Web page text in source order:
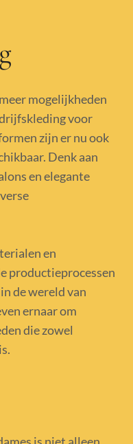
mogelijkheden
voor
zijn er nu ook
Denk aan
en elegante
en
productieprocessen
de wereld van
ernaar om
die zowel